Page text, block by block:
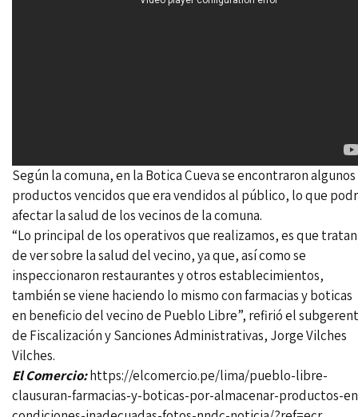
Según la comuna, en la Botica Cueva se encontraron algunos
productos vencidos que era vendidos al público, lo que
afectar la salud de los vecinos de la comuna.
“Lo principal de los operativos que realizamos, es que tratan
de ver sobre la salud del vecino, ya que, así como se
inspeccionaron restaurantes y otros establecimientos,
también se viene haciendo lo mismo con farmacias y boticas
en beneficio del vecino de Pueblo Libre”, refirió el
de Fiscalización y Sanciones Administrativas, Jorge Vilches
Vilches.
El Comercio:https://elcomercio.pe/lima/pueblo-libre-
clausuran-farmacias-y-boticas-por-almacenar-productos-